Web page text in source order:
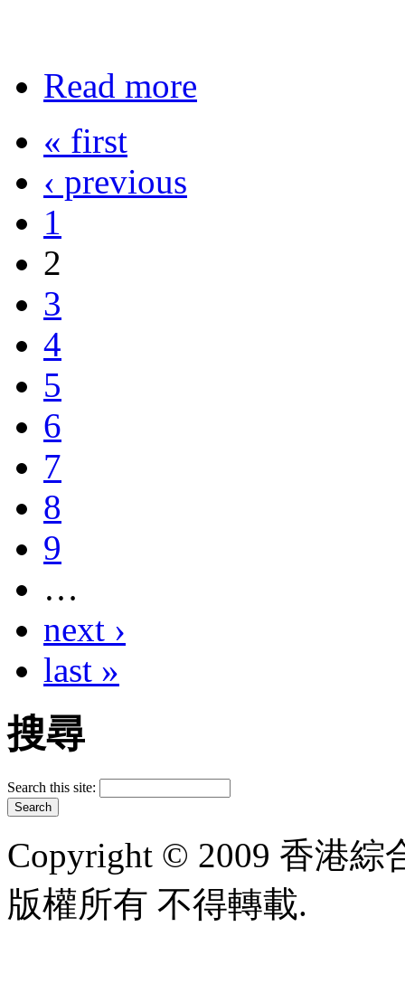
Read more
« first
‹ previous
1
2
3
4
5
6
7
8
9
…
next ›
last »
搜尋
Search this site:
Copyright © 2009 香港綜
版權所有 不得轉載.